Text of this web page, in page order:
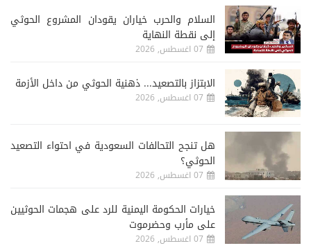
السلام والحرب خياران يقودان المشروع الحوثي
إلى نقطة النهاية
07 اغسطس, 2026
الابتزاز بالتصعيد... ذهنية الحوثي من داخل الأزمة
07 اغسطس, 2026
هل تنجح التحالفات السعودية في احتواء التصعيد
الحوثي؟
07 اغسطس, 2026
خيارات الحكومة اليمنية للرد على هجمات الحوثيين
على مأرب وحضرموت
07 اغسطس, 2026